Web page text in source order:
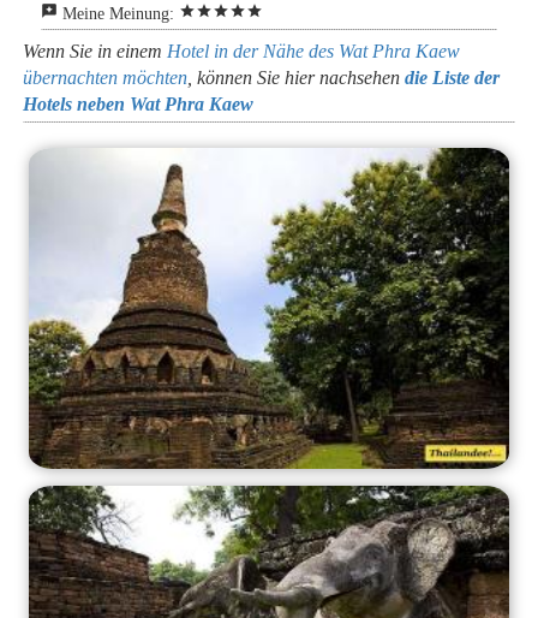
reviews Meine Meinung: starstarstarstarstar
Wenn Sie in einem Hotel in der Nähe des Wat Phra Kaew
übernachten möchten , können Sie hier nachsehendie Liste der
Hotels neben Wat Phra Kaew